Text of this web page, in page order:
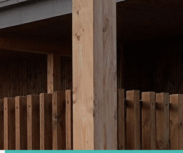
Exporter les lignes sélectionnées
Exporter toutes les colonnes
Exporter uniquement les colonnes affichées
Ajoutez un logo, un bouton, des réseaux sociaux
Cliquez pour éditer